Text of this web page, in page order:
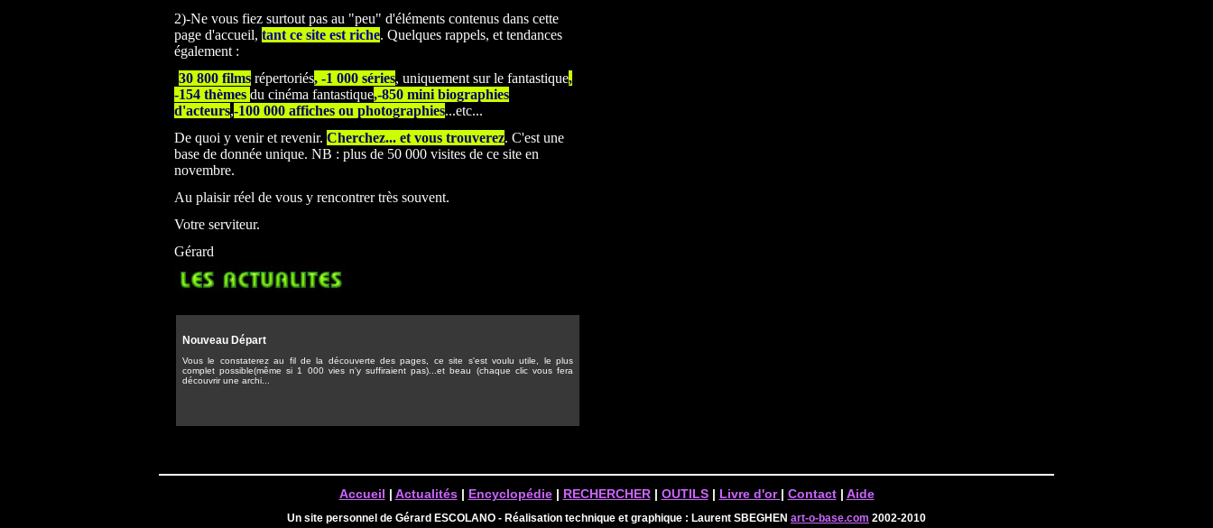
2)-Ne vous fiez surtout pas au "peu" d'éléments contenus dans cette
page d'accueil, tant ce site est riche. Quelques rappels, et tendances
également :
-30 800 films répertoriés, -1 000 séries, uniquement sur le fantastique,
-154 thèmes du cinéma fantastique,-850 mini biographies
d'acteurs,-100 000 affiches ou photographies...etc...
De quoi y venir et revenir. Cherchez... et vous trouverez. C'est une
base de donnée unique. NB : plus de 50 000 visites de ce site en
novembre.
Au plaisir réel de vous y rencontrer très souvent.
Votre serviteur.
Gérard
Nouveau Départ
Vous le constaterez au fil de la découverte des pages, ce site s'est voulu utile, le plus
complet possible(même si 1 000 vies n'y suffiraient pas)...et beau (chaque clic vous fera
découvrir une archi...
Accueil | Actualités| Encyclopédie| RECHERCHER| OUTILS| Livre d'or | Contact| Aide
Un site personnel de Gérard ESCOLANO - Réalisation technique et graphique : Laurent SBEGHEN art-o-base.com 2002-2010